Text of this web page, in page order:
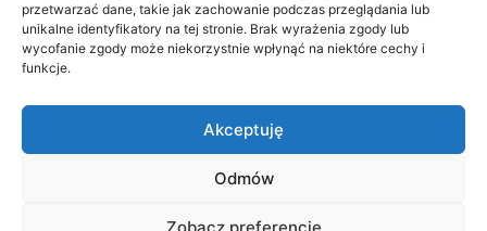
przetwarzać dane, takie jak zachowanie podczas przeglądania lub
unikalne identyfikatory na tej stronie. Brak wyrażenia zgody lub
wycofanie zgody może niekorzystnie wpłynąć na niektóre cechy i
funkcje.
Akceptuję
Odmów
Zobacz preferencje
POZNAJ LEPIEJ NASZ REGION
>Gołdap Mazurski Zdrój